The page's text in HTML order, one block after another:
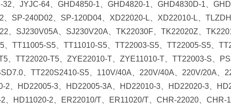
32、JYJC-64、GHD4850-1、GHD4820-1、GHD4830D-1、
、SP-240D02、SP-120D04、XD22020-L、XD22010-L、
、SJ230V05A、SJ230V20A、TK22030F、TK22020Z、
、TT11005-S5、TT11010-S5、TT22003-S5、TT22005-S5、
、TT22020-T5、ZYE22010-T、ZYE11010-T、TT22003-S、
、TT220S2410-S5、110V/40A、220V/40A、220V/20A、
2、HD22005-3、HD22005-3A、HD22010-3、HD22020-3、
、HD11020-2、ER22010/T、ER11020/T、CHR-22020、CHR-